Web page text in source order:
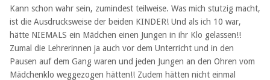
Kann schon wahr sein, zumindest teilweise. Was mich stutzig macht,
ist die Ausdrucksweise der beiden KINDER! Und als ich 10 war,
hätte NIEMALS ein Mädchen einen Jungen in ihr Klo gelassen!!
Zumal die Lehrerinnen ja auch vor dem Unterricht und in den
Pausen auf dem Gang waren und jeden Jungen an den Ohren vom
Mädchenklo weggezogen hätten!! Zudem hätten nicht einmal